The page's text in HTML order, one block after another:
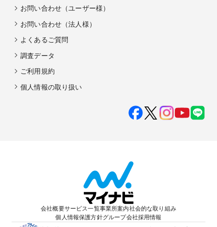
お問い合わせ（ユーザー様）
お問い合わせ（法人様）
よくあるご質問
調査データ
ご利用規約
個人情報の取り扱い
会社概要サービス一覧事業所案内社会的な取り組み
個人情報保護方針グループ会社採用情報